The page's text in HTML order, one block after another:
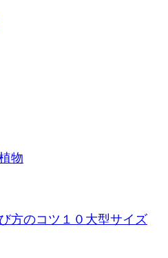
物
方のコツ１０ 大型サイズ